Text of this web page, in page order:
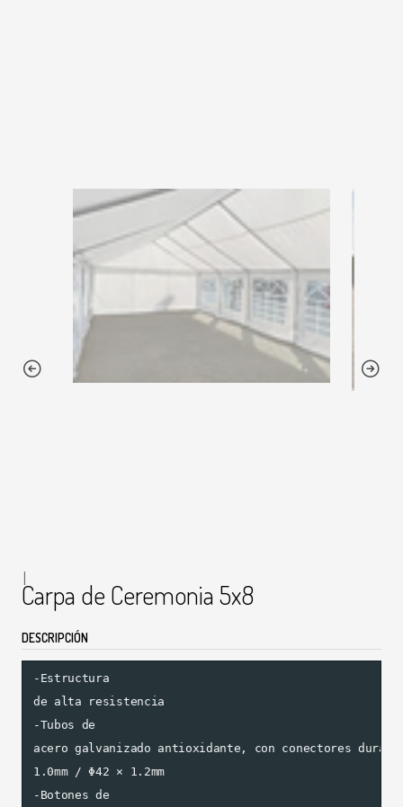
|
Carpa de Ceremonia 5x8
DESCRIPCIÓN
-Estructura
de alta resistencia
-Tubos de
acero galvanizado antioxidante, con conectores
1.0mm / Φ42 × 1.2mm
-Botones de